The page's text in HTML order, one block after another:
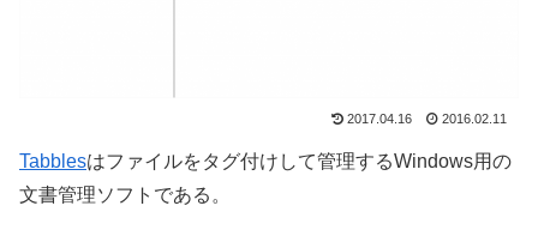
2017.04.16 2016.02.11
Tabblesはファイルをタグ付けして管理するWindows用の
文書管理ソフトである。